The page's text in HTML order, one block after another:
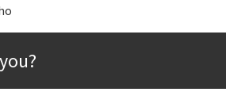
Borges
o veganismo não é a resposta